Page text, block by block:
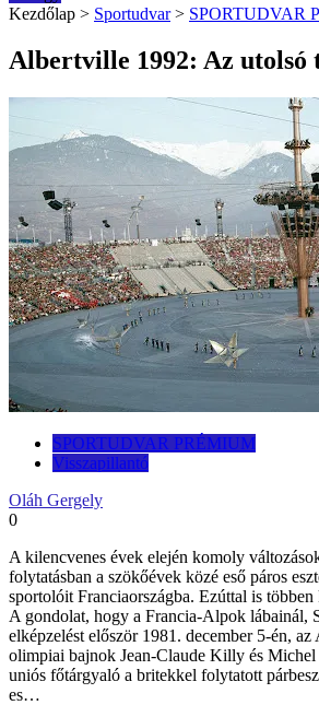
Kezdőlap > Sportudvar > SPORTUDVAR
Albertville 1992: Az utolsó
SPORTUDVAR PRÉMIUM
Visszapillantó
Oláh Gergely
0
A kilencvenes évek elején komoly
folytatásban a szökőévek közé eső páros
sportolóit Franciaországba. Ezúttal is
A gondolat, hogy a Francia-Alpok lábainál,
elképzelést először 1981. december 5-én,
olimpiai bajnok Jean-Claude Killy és Michel
uniós főtárgyaló a britekkel folytatott
es…